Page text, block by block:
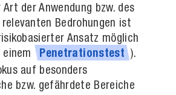
der Anwendung bzw. des
Bedrohungen ist
Ansatz möglich
Penetrationstest
).
auf besonders
bzw. gefährdete Bereiche